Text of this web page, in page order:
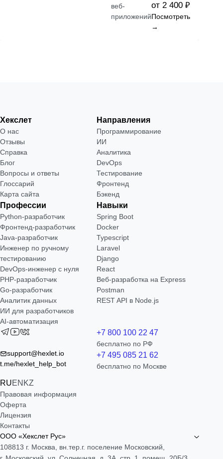
веб-
приложений
от 2 400 ₽
Посмотреть
→
Хекслет
О нас
Отзывы
Справка
Блог
Вопросы и ответы
Глоссарий
Карта сайта
Направления
Программирование
ИИ
Аналитика
DevOps
Тестирование
Фронтенд
Бэкенд
Профессии
Python-разработчик
Фронтенд-разработчик
Java-разработчик
Инженер по ручному
тестированию
DevOps-инженер с нуля
РНР-разработчик
Go-разработчик
Аналитик данных
ИИ для разработчиков
AI-автоматизация
Навыки
Spring Boot
Docker
Typescript
Laravel
Django
React
Веб-разработка на Express
Postman
REST API в Node.js
support@hexlet.io
t.me/hexlet_help_bot
RUEN KZ
+7 800 100 22 47
бесплатно по РФ
+7 495 085 21 62
бесплатно по Москве
Правовая информация
Оферта
Лицензия
Контакты
ООО «Хекслет Рус»
108813 г. Москва, вн.тер.г. поселение Московский,